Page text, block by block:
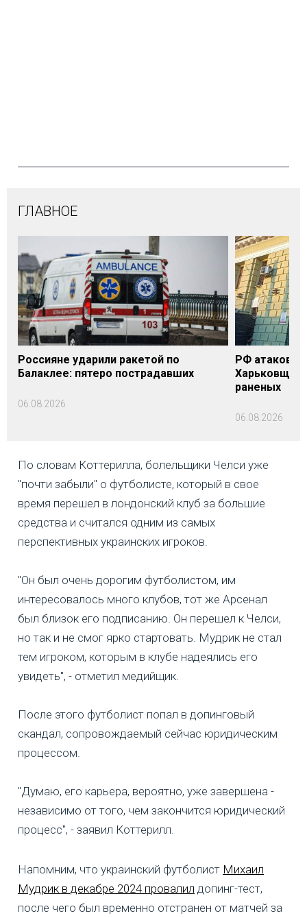
ГЛАВНОЕ
Россияне ударили ракетой по
Балаклее: пятеро пострадавших
06.08.2026
РФ
раненых
06.08.2026
По словам Коттерилла, болельщики Челси уже
"почти забыли" о футболисте, который в свое
время перешел в лондонский клуб за большие
средства и считался одним из самых
перспективных украинских игроков.
"Он был очень дорогим футболистом, им
интересовалось много клубов, тот же Арсенал
был близок его подписанию. Он перешел к Челси,
но так и не смог ярко стартовать. Мудрик не стал
тем игроком, которым в клубе надеялись его
увидеть", - отметил медийщик.
После этого футболист попал в допинговый
скандал, сопровождаемый сейчас юридическим
процессом.
"Думаю, его карьера, вероятно, уже завершена -
независимо от того, чем закончится юридический
процесс", - заявил Коттерилл.
Напомним, что украинский футболист Михаил
Мудрик в декабре 2024 провалил допинг-тест,
после чего был временно отстранен от матчей за